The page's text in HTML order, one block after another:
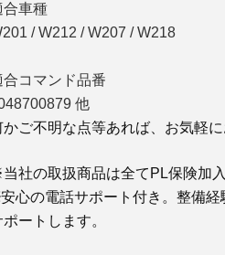
合車種
/ W212 / W207 / W218
合コマンド品番
他
かご不明な点等あれば、お気軽に
社の取扱商品は全てPL保険加入
心の電話サポート付き。整備
ポートします。